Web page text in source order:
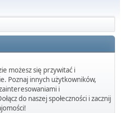
możesz się przywitać i
Poznaj innych użytkowników,
i
do naszej społeczności i zacznij